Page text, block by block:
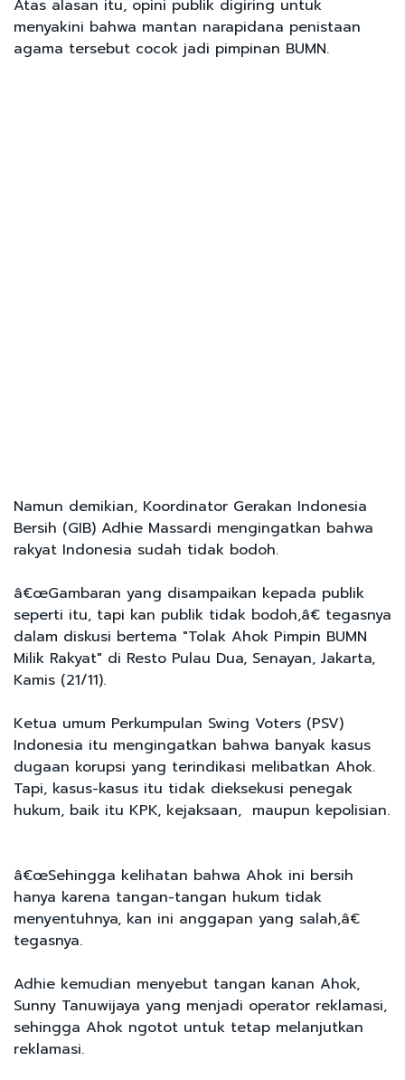
Atas alasan itu, opini publik digiring untuk
menyakini bahwa mantan narapidana penistaan
agama tersebut cocok jadi pimpinan BUMN.
Namun demikian, Koordinator Gerakan Indonesia
Bersih (GIB) Adhie Massardi mengingatkan bahwa
rakyat Indonesia sudah tidak bodoh.
â€œGambaran yang disampaikan kepada publik
seperti itu, tapi kan publik tidak bodoh,â€ tegasnya
dalam diskusi bertema "Tolak Ahok Pimpin BUMN
Milik Rakyat" di Resto Pulau Dua, Senayan, Jakarta,
Kamis (21/11).
Ketua umum Perkumpulan Swing Voters (PSV)
Indonesia itu mengingatkan bahwa banyak kasus
dugaan korupsi yang terindikasi melibatkan Ahok.
Tapi, kasus-kasus itu tidak dieksekusi penegak
hukum, baik itu KPK, kejaksaan, maupun kepolisian.
â€œSehingga kelihatan bahwa Ahok ini bersih
hanya karena tangan-tangan hukum tidak
menyentuhnya, kan ini anggapan yang salah,â€
tegasnya.
Adhie kemudian menyebut tangan kanan Ahok,
Sunny Tanuwijaya yang menjadi operator reklamasi,
sehingga Ahok ngotot untuk tetap melanjutkan
reklamasi.